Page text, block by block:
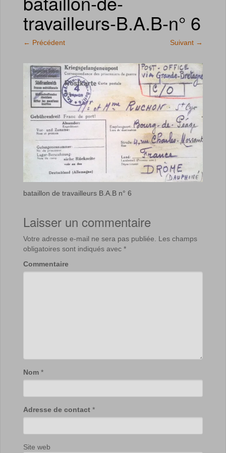
travailleurs-B.A.B-n° 6
← Précédent Suivant →
bataillon de travailleurs B.A.B n° 6
Laisser un commentaire
Votre adresse e-mail ne sera pas publiée.
Les champs
obligatoires sont indiqués avec *
Commentaire
Nom *
Adresse de contact *
Site web